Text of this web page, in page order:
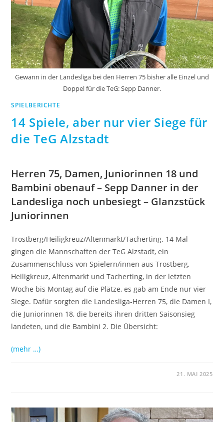
Gewann in der Landesliga bei den Herren 75 bisher alle Einzel und
Doppel für die TeG: Sepp Danner.
SPIELBERICHTE
14 Spiele, aber nur vier Siege für
die TeG Alzstadt
Herren 75, Damen, Juniorinnen 18 und
Bambini obenauf – Sepp Danner in der
Landesliga noch unbesiegt – Glanzstück
Juniorinnen
Trostberg/Heiligkreuz/Altenmarkt/Tacherting. 14 Mal
gingen die Mannschaften der TeG Alzstadt, ein
Zusammenschluss von Spielern/innen aus Trostberg,
Heiligkreuz, Altenmarkt und Tacherting, in der letzten
Woche bis Montag auf die Plätze, es gab am Ende nur vier
Siege. Dafür sorgten die Landesliga-Herren 75, die Damen I,
die Juniorinnen 18, die bereits ihren dritten Saisonsieg
landeten, und die Bambini 2. Die Übersicht:
(mehr …)
21. MAI 2025